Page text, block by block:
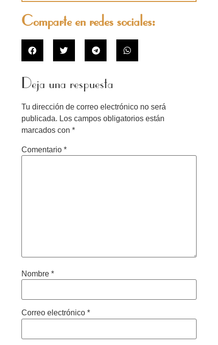
Comparte en redes sociales:
Deja una respuesta
Tu dirección de correo electrónico no será
publicada. Los campos obligatorios están
marcados con *
Comentario *
Nombre *
Correo electrónico *